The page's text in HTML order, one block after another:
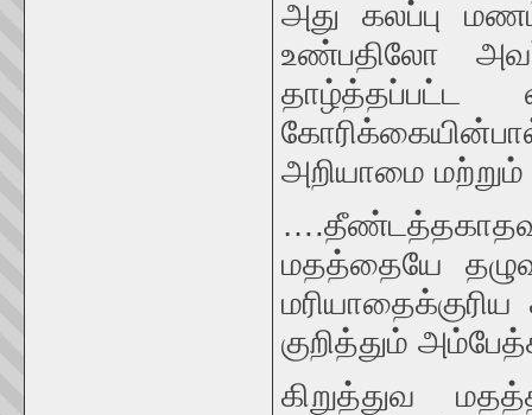
அது கலப்பு
உண்பதிலோ
தாழ்த்தப்பட்ட
அறியாமை மற்றும்
மதத்தையே
குறித்தும்
கிறுத்துவ